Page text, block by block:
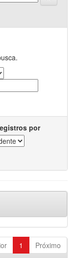
por
1 Próximo